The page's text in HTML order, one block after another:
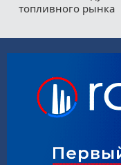
топливного рынка